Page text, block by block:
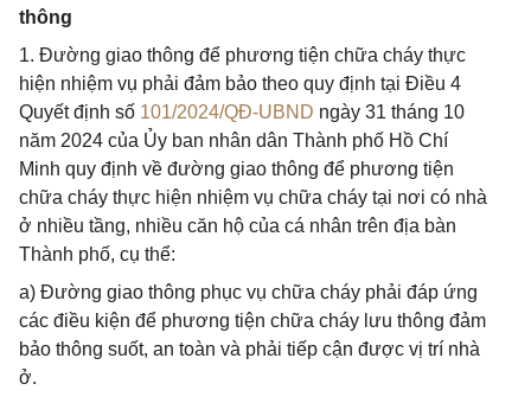
thông
1. Đường giao thông để phương tiện chữa cháy thực
hiện nhiệm vụ phải đảm bảo theo quy định tại Điều 4
Quyết định số 101/2024/QĐ-UBND ngày 31 tháng 10
năm 2024 của Ủy ban nhân dân Thành phố Hồ Chí
Minh quy định về đường giao thông để phương tiện
chữa cháy thực hiện nhiệm vụ chữa cháy tại nơi có nhà
ở nhiều tầng, nhiều căn hộ của cá nhân trên địa bàn
Thành phố, cụ thể:
a) Đường giao thông phục vụ chữa cháy phải đáp ứng
các điều kiện để phương tiện chữa cháy lưu thông đảm
bảo thông suốt, an toàn và phải tiếp cận được vị trí nhà
ở.